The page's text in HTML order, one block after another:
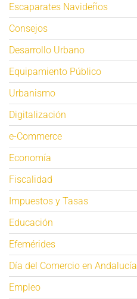
Escaparates Navideños
Consejos
Desarrollo Urbano
Equipamiento Público
Urbanismo
Digitalización
e-Commerce
Economía
Fiscalidad
Impuestos y Tasas
Educación
Efemérides
Día del Comercio en Andalucía
Empleo